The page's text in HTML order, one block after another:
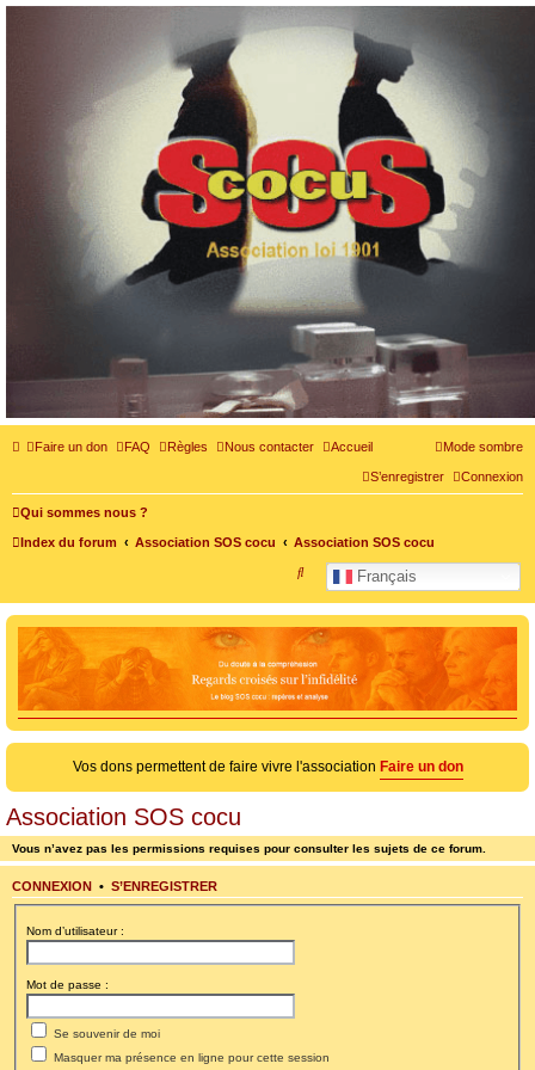
SOS cocu
SOS cocu est une association loi 1901 dont l'objet est le soutien aux victimes d'adultère.
Pouvoir parler, se confier, recevoir un soutien moral pour traverser une situation
Mode sombre
Faire un don FAQ Règles Nous contacter Accueil
Connexion
S’enregistrer
Qui sommes nous ?
Index du forum Association SOS cocu Association SOS cocu
Français
R
c
e
r
c
h
Vos dons permettent de faire vivre l'association Faire un don
Association SOS cocu
Vous n’avez pas les permissions requises pour consulter les sujets de ce forum.
CONNEXION • S’ENREGISTRER
Nom d’utilisateur :
Mot de passe :
Se souvenir de moi
Masquer ma présence en ligne pour cette session